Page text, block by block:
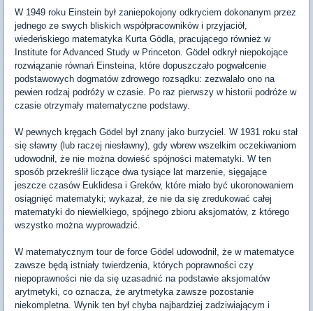
W 1949 roku Einstein był zaniepokojony odkryciem dokonanym przez
jednego ze swych bliskich współpracowników i przyjaciół,
wiedeńskiego matematyka Kurta Gödla, pracującego również w
Institute for Advanced Study w Princeton. Gödel odkrył niepokojące
rozwiązanie równań Einsteina, które dopuszczało pogwałcenie
podstawowych dogmatów zdrowego rozsądku: zezwalało ono na
pewien rodzaj podróży w czasie. Po raz pierwszy w historii podróże w
czasie otrzymały matematyczne podstawy.
W pewnych kręgach Gödel był znany jako burzyciel. W 1931 roku stał
się sławny (lub raczej niesławny), gdy wbrew wszelkim oczekiwaniom
udowodnił, że nie można dowieść spójności matematyki. W ten
sposób przekreślił liczące dwa tysiące lat marzenie, sięgające
jeszcze czasów Euklidesa i Greków, które miało być ukoronowaniem
osiągnięć matematyki; wykazał, że nie da się zredukować całej
matematyki do niewielkiego, spójnego zbioru aksjomatów, z którego
wszystko można wyprowadzić.
W matematycznym tour de force Gödel udowodnił, że w matematyce
zawsze będą istniały twierdzenia, których poprawności czy
niepoprawności nie da się uzasadnić na podstawie aksjomatów
arytmetyki, co oznacza, że arytmetyka zawsze pozostanie
niekompletna. Wynik ten był chyba najbardziej zadziwiającym i